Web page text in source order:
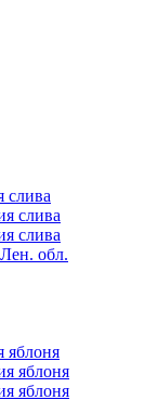
слива
слива
слива
обл.
яблоня
яблоня
яблоня